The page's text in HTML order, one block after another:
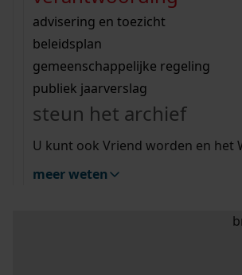
bouwvergunningen
omgevingsvergunningen
vergunningen
beeld en geluid
uitleg nodig?
Wij helpen u op weg met een
bekijk alle zoektips
Wij helpen u op weg met een
bekijk alle zoektips
bekijk ons geschiedenislokaal
advisering en toezicht
beleidsplan
gemeenschappelijke regeling
publiek jaarverslag
steun het archief
U kunt ook Vriend worden en het
meer weten
zoektips
Mijn Studiezaal (inloggen)